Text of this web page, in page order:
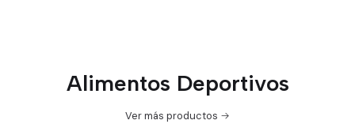
Alimentos Deportivos
Ver más productos